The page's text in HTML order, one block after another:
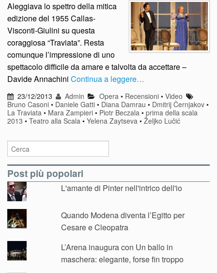
Aleggiava lo spettro della mitica
edizione del 1955 Callas-
Visconti-Giulini su questa
coraggiosa “Traviata”. Resta
comunque l’impressione di uno
spettacolo difficile da amare e talvolta da accettare –
Davide Annachini Continua a leggere…
23/12/2013 Admin Opera• Recensioni• Video
Bruno Casoni • Daniele Gatti • Diana Damrau • Dmitrij Černjakov •
La Traviata • Mara Zampieri • Piotr Beczala • prima della scala
2013 • Teatro alla Scala • Yelena Zaytseva • Željko Lučić
Post più popolari
L'amante di Pinter nell'intrico dell'io
Quando Modena diventa l’Egitto per
Cesare e Cleopatra
L’Arena inaugura con Un ballo in
maschera: elegante, forse fin troppo